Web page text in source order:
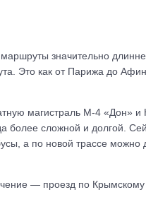
значительно
Это как от Парижа до
магистраль М-4 «Дон» и
более сложной и долгой.
а по новой трассе можно
— проезд по Крымскому